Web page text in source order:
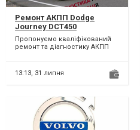
Ремонт АКПП Dodge
Journey DCT450
гарантійний & бюджетний
8U3R7000NG # 4872691AH,
68060442AB, 68060444AB,
68072176AA, 68060440AB,
68060438AA
Пропонуємо кваліфікований
ремонт та діагностику АКПП
Freemont 62TE ,DODGE...
13:13, 31 липня